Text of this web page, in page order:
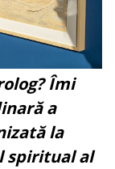
Îmi
a
la
spiritual al